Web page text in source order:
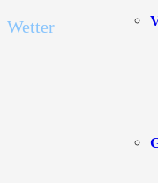
Wetter